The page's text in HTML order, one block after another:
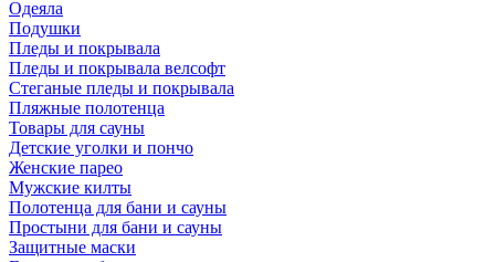
Одеяла
Подушки
Пледы и покрывала
Пледы и покрывала велсофт
Стеганые пледы и покрывала
Пляжные полотенца
Товары для сауны
Детские уголки и пончо
Женские парео
Мужские килты
Полотенца для бани и сауны
Простыни для бани и сауны
Защитные маски